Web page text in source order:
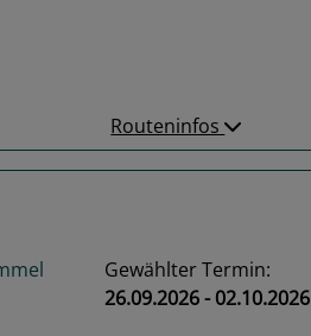
Routeninfos
Gewählter Termin:
26.09.2026 - 02.10.2026